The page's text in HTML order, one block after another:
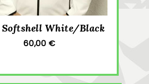
Softshell White/Black
60,00 €